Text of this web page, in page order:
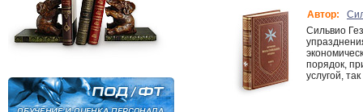
Автор:
Сильвио
порядок,
услугой,